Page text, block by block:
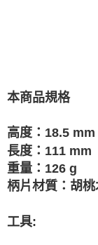
本商品規格
高度：18.5 mm
長度：111 mm
重量：126 g
柄片材質：胡桃
工具: